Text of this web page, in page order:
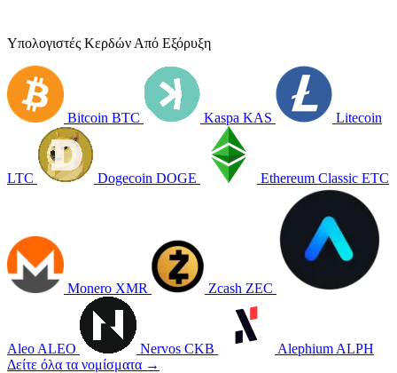
Υπολογιστές Κερδών Από Εξόρυξη
Bitcoin BTC Kaspa KAS Litecoin
LTC Dogecoin DOGE Ethereum Classic ETC
Monero XMR Zcash ZEC
Aleo ALEO Nervos CKB Alephium ALPH
Δείτε όλα τα νομίσματα →